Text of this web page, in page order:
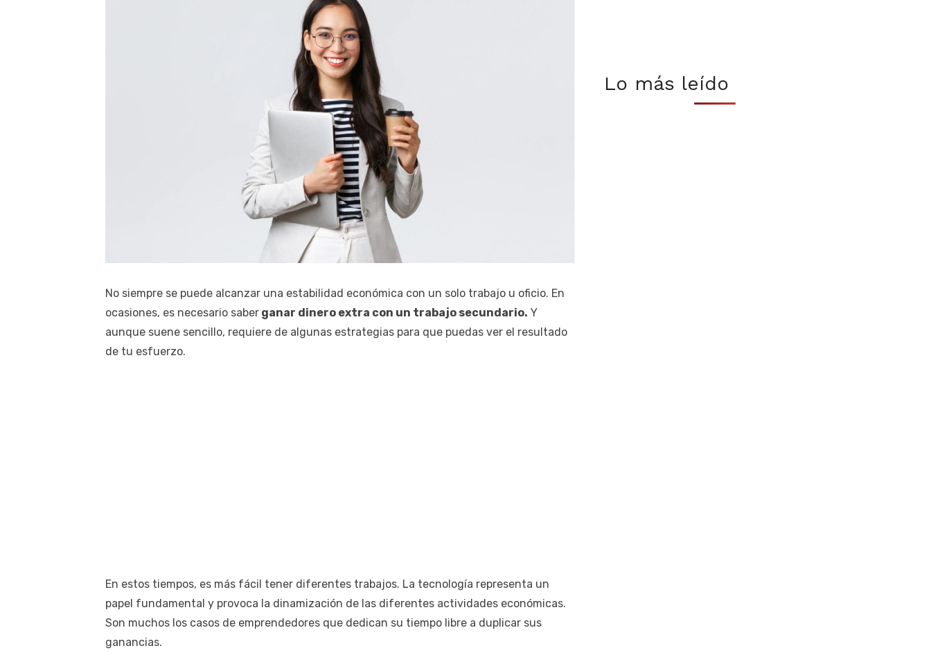
No siempre se puede alcanzar una estabilidad económica con un solo trabajo u oficio. En
ocasiones, es necesario saber ganar dinero extra con un trabajo secundario. Y
aunque suene sencillo, requiere de algunas estrategias para que puedas ver el resultado
de tu esfuerzo.
En estos tiempos, es más fácil tener diferentes trabajos. La tecnología representa un
papel fundamental y provoca la dinamización de las diferentes actividades económicas.
Son muchos los casos de emprendedores que dedican su tiempo libre a duplicar sus
ganancias.
Lo más leído